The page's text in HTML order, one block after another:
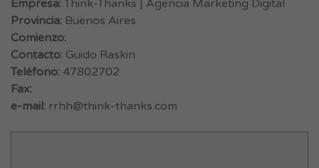
Empresa: Think-Thanks | Agencia Marketing Digital
Provincia: Buenos Aires
Comienzo:
Contacto: Guido Raskin
Teléfono: 47802702
Fax:
e-mail: rrhh@think-thanks.com